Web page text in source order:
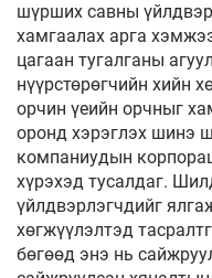
шүрших савны
хамгаалах арга
цагаан тугалганы
нүүрстөрөгчийн хийн
орчин үеийн орчныг
оронд хэрэглэх шинэ
компаниудын
хүрэхэд тусалдаг.
үйлдвэрлэгчдийг
хөгжүүлэлтэд
бөгөөд энэ нь